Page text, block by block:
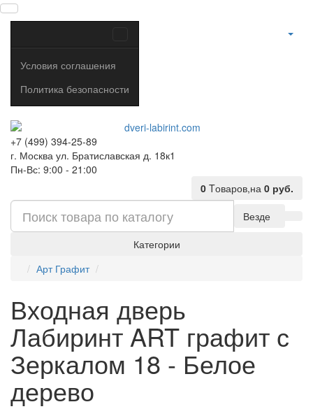
Условия соглашения
Политика безопасности
+7 (499) 394-25-89
г. Москва ул. Братиславская д. 18к1
Пн-Вс: 9:00 - 21:00
0 Tоваров,на 0 руб.
Везде
Категории
Арт Графит
Входная дверь
Лабиринт ART графит с
Зеркалом 18 - Белое
дерево